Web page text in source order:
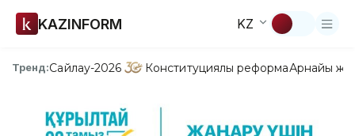
KAZINFORM KZ
Тренд:Сайлау-2026 Конституциялық реформаАрнайы